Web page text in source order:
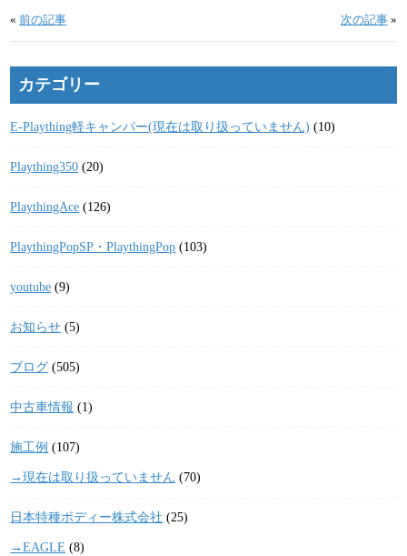
«前の記事 次の記事»
カテゴリー
E-Plaything軽キャンパー(現在は取り扱っていません) (10)
Plaything350 (20)
PlaythingAce (126)
PlaythingPopSP・PlaythingPop (103)
youtube (9)
お知らせ (5)
ブログ (505)
中古車情報 (1)
施工例 (107)
→現在は取り扱っていません (70)
日本特種ボディー株式会社 (25)
→EAGLE (8)